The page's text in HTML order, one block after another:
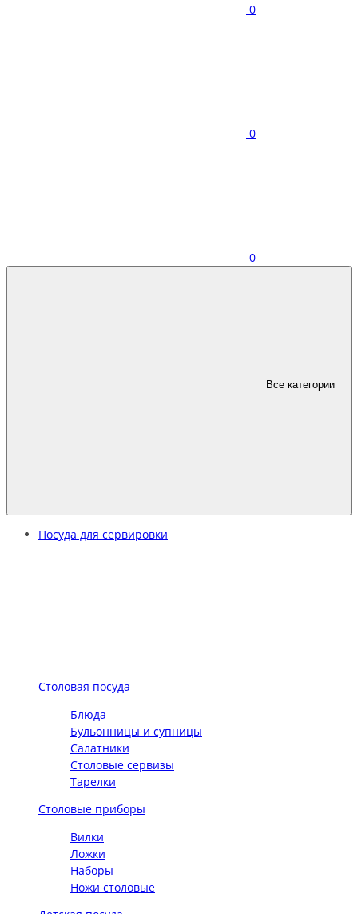
0
0
0
Все категории
Посуда для сервировки
Столовая посуда
Блюда
Бульонницы и супницы
Салатники
Столовые сервизы
Тарелки
Столовые приборы
Вилки
Ложки
Наборы
Ножи столовые